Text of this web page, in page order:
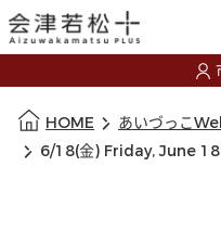
HOME あいづっこ